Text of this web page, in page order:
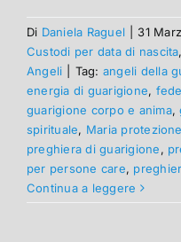
Di Daniela Raguel 31
Custodi per data di nascita,
Angeli
Tag: angeli della
energia di guarigione,
guarigione corpo e anima,
spirituale, Maria protezione
preghiera di guarigione,
per persone care,
Continua a leggere